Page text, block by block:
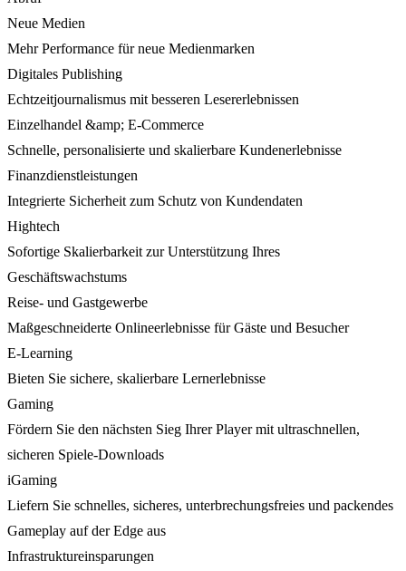
Neue Medien
Mehr Performance für neue Medienmarken
Digitales Publishing
Echtzeitjournalismus mit besseren Lesererlebnissen
Einzelhandel &amp; E-Commerce
Schnelle, personalisierte und skalierbare Kundenerlebnisse
Finanzdienstleistungen
Integrierte Sicherheit zum Schutz von Kundendaten
Hightech
Sofortige Skalierbarkeit zur Unterstützung Ihres
Geschäftswachstums
Reise- und Gastgewerbe
Maßgeschneiderte Onlineerlebnisse für Gäste und Besucher
E-Learning
Bieten Sie sichere, skalierbare Lernerlebnisse
Gaming
Fördern Sie den nächsten Sieg Ihrer Player mit ultraschnellen,
sicheren Spiele-Downloads
iGaming
Liefern Sie schnelles, sicheres, unterbrechungsfreies und packendes
Gameplay auf der Edge aus
Infrastruktureinsparungen